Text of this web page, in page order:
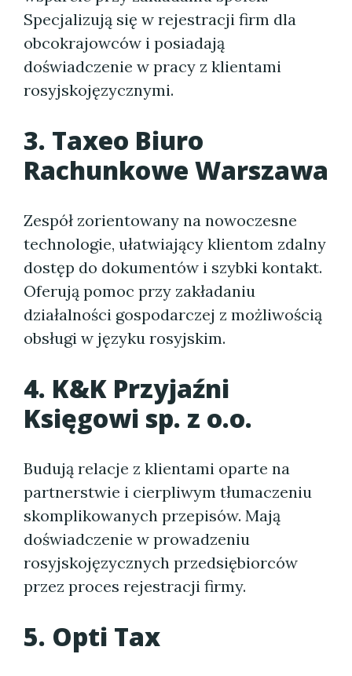
Specjalizują się w rejestracji firm dla
obcokrajowców i posiadają
doświadczenie w pracy z klientami
rosyjskojęzycznymi.
3. Taxeo Biuro
Rachunkowe Warszawa
Zespół zorientowany na nowoczesne
technologie, ułatwiający klientom zdalny
dostęp do dokumentów i szybki kontakt.
Oferują pomoc przy zakładaniu
działalności gospodarczej z możliwością
obsługi w języku rosyjskim.
4. K&K Przyjaźni
Księgowi sp. z o.o.
Budują relacje z klientami oparte na
partnerstwie i cierpliwym tłumaczeniu
skomplikowanych przepisów. Mają
doświadczenie w prowadzeniu
rosyjskojęzycznych przedsiębiorców
przez proces rejestracji firmy.
5. Opti Tax